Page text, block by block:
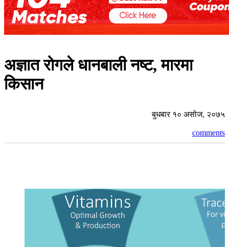
अज्ञात रोगले धानबाली नष्ट, मारमा
किसान
बुधबार १० असोज, २०७५
comments